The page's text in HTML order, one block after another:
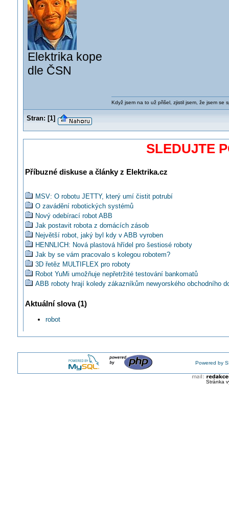
Elektrika kope
dle ČSN
Když jsem na to už přišel, zjistil jsem, že jsem se
Stran: [1]
SLEDUJTE
Příbuzné diskuse a články z Elektrika.cz
MSV: O robotu JETTY, který umí čistit potrubí
O zavádění robotických systémů
Nový odebírací robot ABB
Jak postavit robota z domácích zásob
Největší robot, jaký byl kdy v ABB vyroben
HENNLICH: Nová plastová hřídel pro šestiosé roboty
Jak by se vám pracovalo s kolegou robotem?
3D řetěz MULTIFLEX pro roboty
Robot YuMi umožňuje nepřetržité testování bankomatů
ABB roboty hrají koledy zákazníkům newyorského obchodního
Svorky pro přívody energií ke kobotům
ABB dodá Volkswagenu 800 průmyslových robotů
DT#24: Představení novinek na Digistage MSV 2024
Aktuální slova (1)
robot
Powered by
Stránka